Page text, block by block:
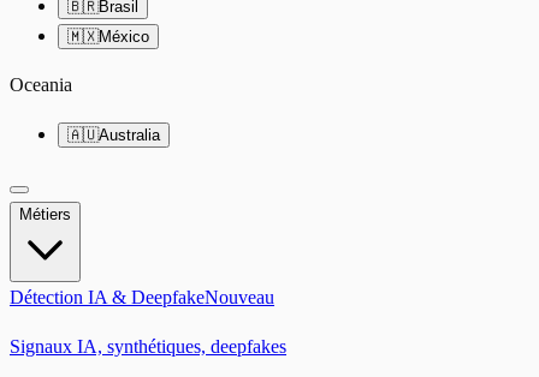
🇧🇷Brasil
🇲🇽México
Oceania
🇦🇺Australia
Métiers
Détection IA & DeepfakeNouveau
Signaux IA, synthétiques, deepfakes